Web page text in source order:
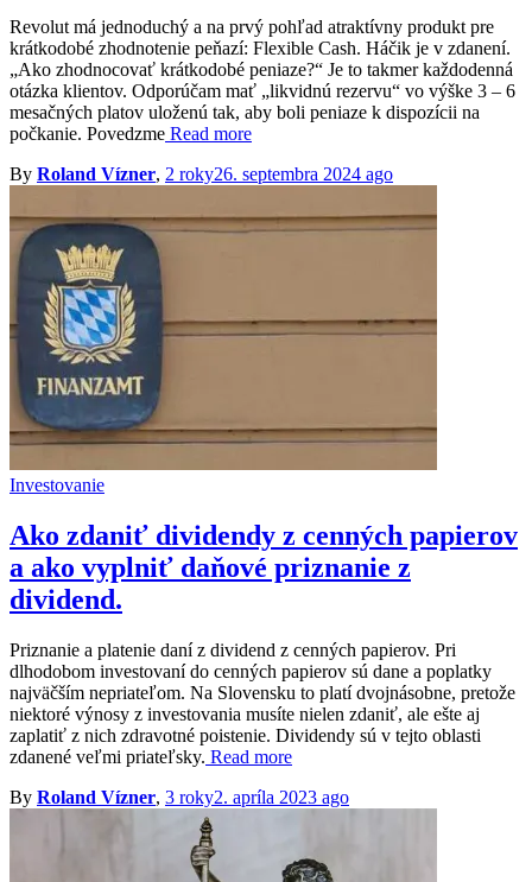
Revolut má jednoduchý a na prvý pohľad atraktívny produkt pre
krátkodobé zhodnotenie peňazí: Flexible Cash. Háčik je v zdanení.
„Ako zhodnocovať krátkodobé peniaze?“ Je to takmer každodenná
otázka klientov. Odporúčam mať „likvidnú rezervu“ vo výške 3 – 6
mesačných platov uloženú tak, aby boli peniaze k dispozícii na
počkanie. Povedzme Read more
By Roland Vízner, 2 roky26. septembra 2024 ago
Investovanie
Ako zdaniť dividendy z cenných papierov
a ako vyplniť daňové priznanie z
dividend.
Priznanie a platenie daní z dividend z cenných papierov. Pri
dlhodobom investovaní do cenných papierov sú dane a poplatky
najväčším nepriateľom. Na Slovensku to platí dvojnásobne, pretože
niektoré výnosy z investovania musíte nielen zdaniť, ale ešte aj
zaplatiť z nich zdravotné poistenie. Dividendy sú v tejto oblasti
zdanené veľmi priateľsky. Read more
By Roland Vízner, 3 roky2. apríla 2023 ago